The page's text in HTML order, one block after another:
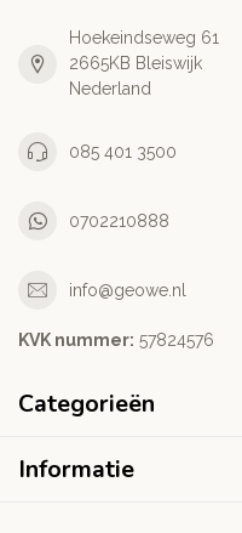
Hoekeindseweg 61
2665KB Bleiswijk
Nederland
085 401 3500
0702210888
info@geowe.nl
KVK nummer: ‭57824576‬
Categorieën
Informatie